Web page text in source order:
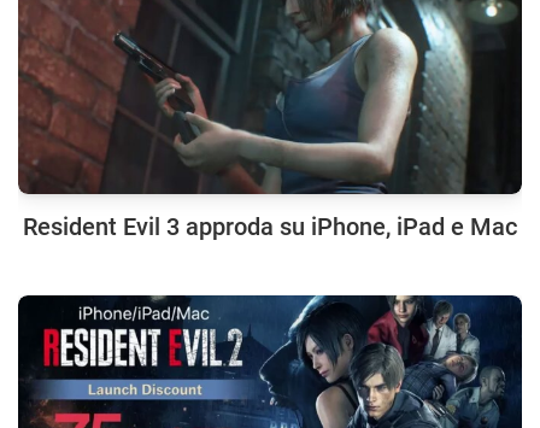
Resident Evil 3 approda su iPhone, iPad e Mac